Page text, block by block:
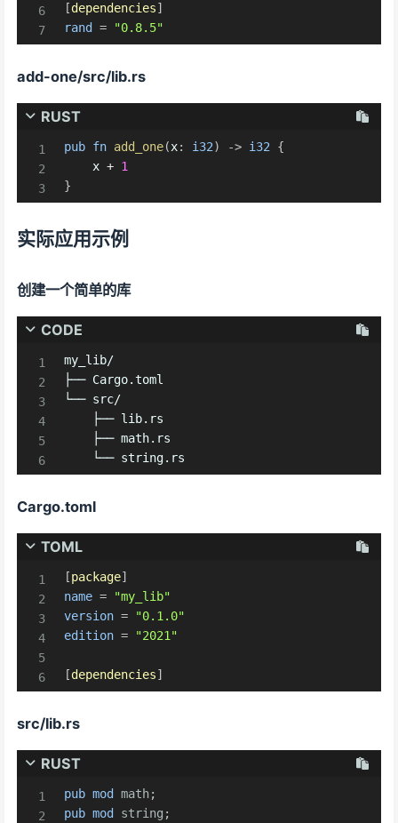
[dependencies]
rand
= "0.8.5"
add-one/src/lib.rs
RUST
pub fn add_one(x: i32) -> i32
{
    x
+ 1
}
实际应用示例
创建一个简单的库
CODE
my_lib/
├── Cargo.toml
└── src/
    └── string.rs
Cargo.toml
TOML
[package]
name =
"my_lib"
version =
"0.1.0"
edition = "2021"
[dependencies]
src/lib.rs
RUST
pub mod math;
pub mod string ;